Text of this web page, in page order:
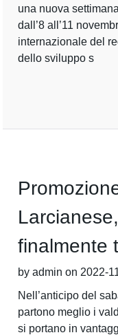
una nuova
dall’8 all’11
internazionale del
dello sviluppo s
finalmente
by admin on 2022-
Nell’anticipo del
partono meglio i
si portano in